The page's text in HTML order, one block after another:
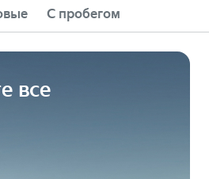
С пробегом
все